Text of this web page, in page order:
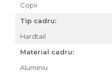
Za conectare rapidă
Manete Schimbător, Frâna,
Combo
Manete frână
Copii
Tip cadru:
Hardtail
Material cadru:
Aluminiu